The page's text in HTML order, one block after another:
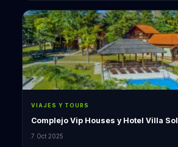
VIAJES Y TOURS
Complejo Vip Houses y Hotel Villa Sol
7 Oct 2025